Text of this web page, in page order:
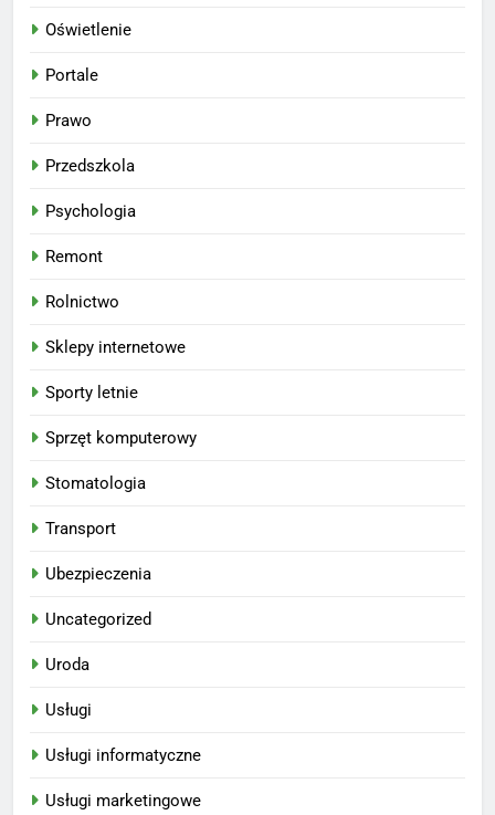
Oświetlenie
Portale
Prawo
Przedszkola
Psychologia
Remont
Rolnictwo
Sklepy internetowe
Sporty letnie
Sprzęt komputerowy
Stomatologia
Transport
Ubezpieczenia
Uncategorized
Uroda
Usługi
Usługi informatyczne
Usługi marketingowe